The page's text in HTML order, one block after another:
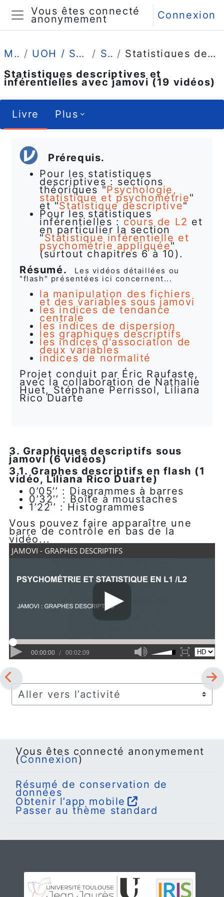
Passer au contenu principal
Panneau latéral
Vous êtes connecté
anonymement Connexion
Mes cours UOH / Statistique et Psychométrie en L1 Savoir Faire
Statistiques descriptives et inférentielles avec jamovi (19 vidéos)
Statistiques descriptives et
inférentielles avec jamovi (19 vidéos)
Livre Plus
Prérequis.
Pour les statistiques
descriptives : sections
théoriques "Psychologie,
statistique et psychométrie"
et "Statistique descriptive"
Pour les statistiques
inférentielles : cours de L2 et
en particulier la section
"Statistique inférentielle et
psychométrie appliquée"
(surtout chapitres 6 à 10).
Résumé.
Les vidéos détaillées ou
"flash" présentées ici concernent...
la manipulation des fichiers
et des variables sous jamovi
les indices de tendance
centrale
les indices de dispersion
les graphiques descriptifs
les indices d'association de
deux variables
indices de normalité
Projet conduit par Éric Raufaste,
avec la collaboration de Nathalie
Huet, Stéphane Perrissol, Liliana
Rico Duarte
3. Graphiques descriptifs sous
jamovi (6 vidéos)
3.1. Graphes descriptifs en flash (1
vidéo, Liliana Rico Duarte)
0’05’’ : Diagrammes à barres
0’32’’ : Boîte à moustaches
1’22’’ : Histogrammes
Vous pouvez faire apparaître une
barre de contrôle en bas de la
vidéo...
Aller vers l’activité
Vous êtes connecté anonymement
(Connexion)
Résumé de conservation de
données
Obtenir l’app mobile
Passer au thème standard